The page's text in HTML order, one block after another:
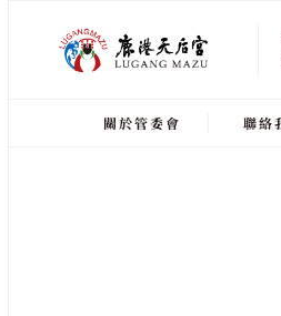
關於管委會 聯絡